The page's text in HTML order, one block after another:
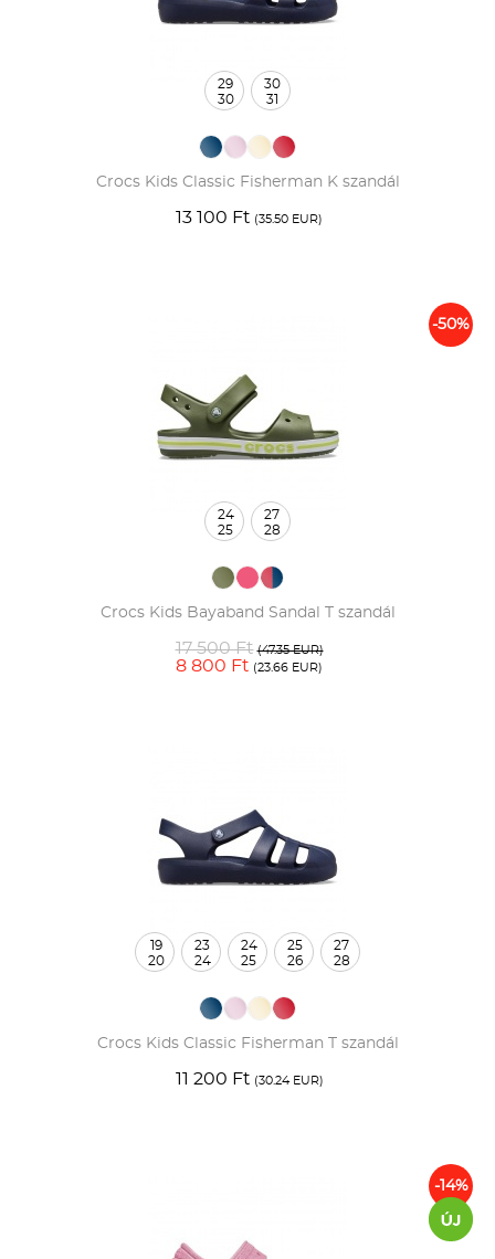
Crocs Kids Classic Fisherman K szandál
13 100 Ft (35.50 EUR)
29
30
30
31
-50%
Crocs Kids Bayaband Sandal T szandál
17 500 Ft (47.35 EUR)
8 800 Ft (23.66 EUR)
24
25
27
28
Crocs Kids Classic Fisherman T szandál
11 200 Ft (30.24 EUR)
19
20
23
24
24
25
25
26
27
28
-14%